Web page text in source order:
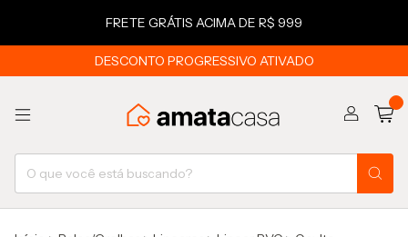
FRETE GRÁTIS ACIMA DE R$ 999
DESCONTO PROGRESSIVO ATIVADO